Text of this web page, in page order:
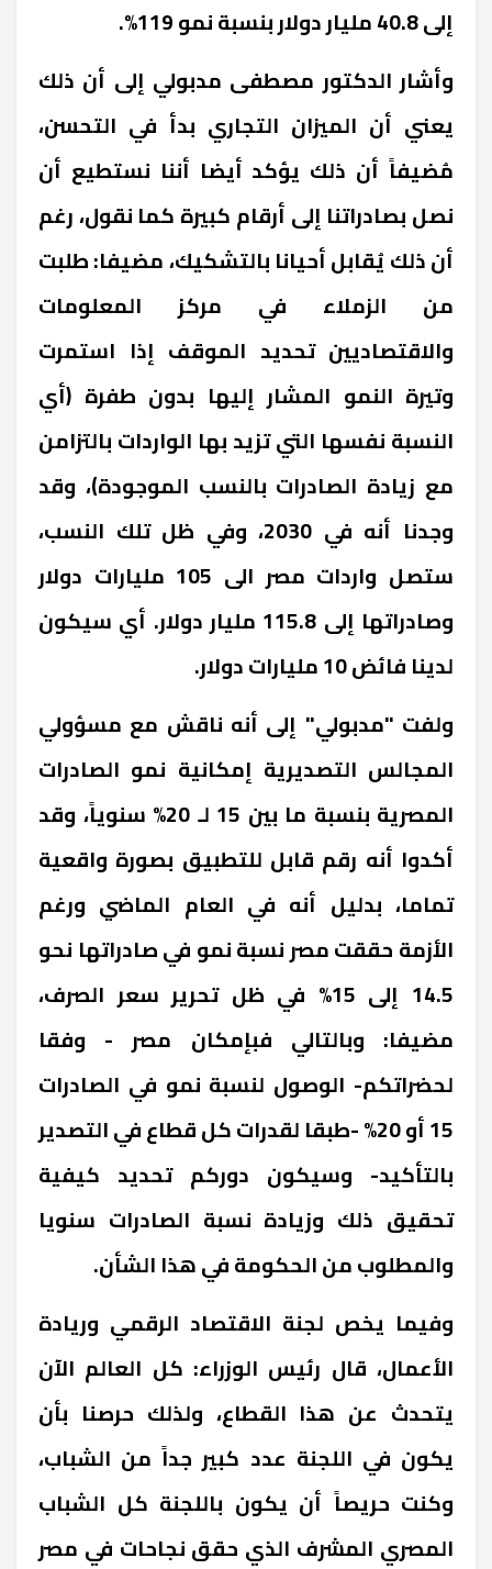
إلى 40.8 مليار دولار بنسبة نمو 119%.
وأشار الدكتور مصطفى مدبولي إلى أن ذلك
يعني أن الميزان التجاري بدأ في التحسن،
مُضيفاً أن ذلك يؤكد أيضا أننا نستطيع أن
نصل بصادراتنا إلى أرقام كبيرة كما نقول، رغم
أن ذلك يُقابل أحيانا بالتشكيك، مضيفا: طلبت
من الزملاء في مركز المعلومات
والاقتصاديين تحديد الموقف إذا استمرت
وتيرة النمو المشار إليها بدون طفرة (أي
النسبة نفسها التي تزيد بها الواردات بالتزامن
مع زيادة الصادرات بالنسب الموجودة)، وقد
وجدنا أنه في 2030، وفي ظل تلك النسب،
ستصل واردات مصر الى 105 مليارات دولار
وصادراتها إلى 115.8 مليار دولار. أي سيكون
لدينا فائض 10 مليارات دولار.
ولفت "مدبولي" إلى أنه ناقش مع مسؤولي
المجالس التصديرية إمكانية نمو الصادرات
المصرية بنسبة ما بين 15 لـ 20% سنوياً، وقد
أكدوا أنه رقم قابل للتطبيق بصورة واقعية
تماما، بدليل أنه في العام الماضي ورغم
الأزمة حققت مصر نسبة نمو في صادراتها نحو
14.5 إلى 15% في ظل تحرير سعر الصرف،
مضيفا: وبالتالي فبإمكان مصر - وفقا
لحضراتكم- الوصول لنسبة نمو في الصادرات
15 أو 20% -طبقا لقدرات كل قطاع في التصدير
بالتأكيد- وسيكون دوركم تحديد كيفية
تحقيق ذلك وزيادة نسبة الصادرات سنويا
والمطلوب من الحكومة في هذا الشأن.
وفيما يخص لجنة الاقتصاد الرقمي وريادة
الأعمال، قال رئيس الوزراء: كل العالم الآن
يتحدث عن هذا القطاع، ولذلك حرصنا بأن
يكون في اللجنة عدد كبير جداً من الشباب،
وكنت حريصاً أن يكون باللجنة كل الشباب
المصري المشرف الذي حقق نجاحات في مصر